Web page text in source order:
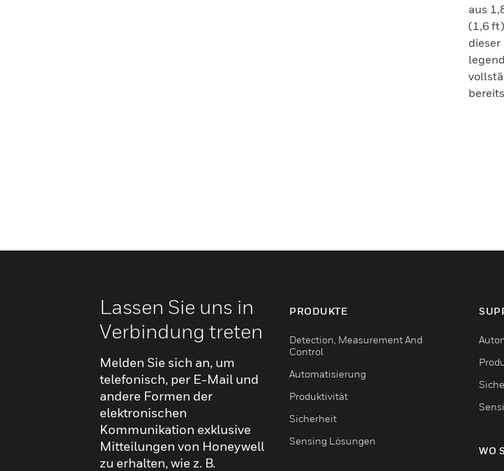
aus
(1,6
dieser
Lassen Sie uns in
Verbindung treten
Melden Sie sich an, um
telefonisch, per E-Mail und
andere Formen der
elektronischen
Kommunikation exklusive
Mitteilungen von Honeywell
zu erhalten, wie z. B.
PRODUKTE
Detection, Measurement And
Control
Automatisierung
Produktivität
Sicherheit
Sensing Lösungen
WO